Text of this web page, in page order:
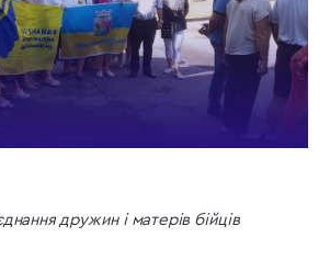
дружин і матерів бійців